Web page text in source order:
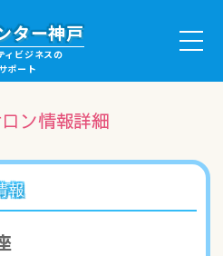
ター神戸
ィビジネスの
ポート
ンティア情報
ン情報詳細
報